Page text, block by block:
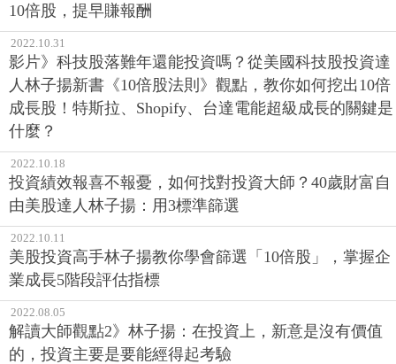
10倍股，提早賺報酬
2022.10.31
影片》科技股落難年還能投資嗎？從美國科技股投資達
人林子揚新書《10倍股法則》觀點，教你如何挖出10倍
成長股！特斯拉、Shopify、台達電能超級成長的關鍵是
什麼？
2022.10.18
投資績效報喜不報憂，如何找對投資大師？40歲財富自
由美股達人林子揚：用3標準篩選
2022.10.11
美股投資高手林子揚教你學會篩選「10倍股」，掌握企
業成長5階段評估指標
2022.08.05
解讀大師觀點2》林子揚：在投資上，新意是沒有價值
的，投資主要是要能經得起考驗